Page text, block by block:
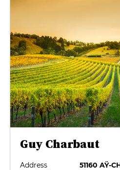
Guy Charbaut
Address
51160 AŸ-